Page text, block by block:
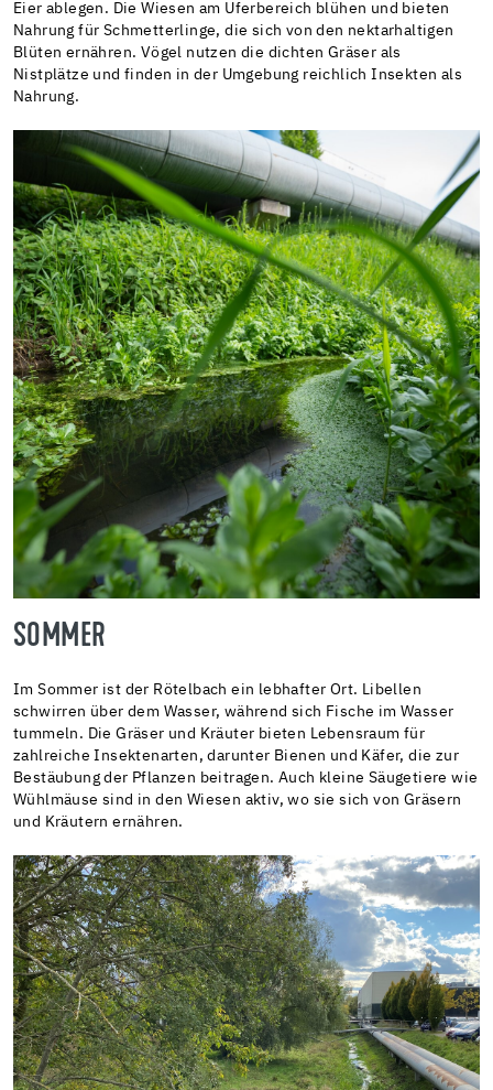
Eier ablegen. Die Wiesen am Uferbereich blühen und bieten
Nahrung für Schmetterlinge, die sich von den nektarhaltigen
Blüten ernähren. Vögel nutzen die dichten Gräser als
Nistplätze und finden in der Umgebung reichlich Insekten als
Nahrung.
SOMMER
Im Sommer ist der Rötelbach ein lebhafter Ort. Libellen
schwirren über dem Wasser, während sich Fische im Wasser
tummeln. Die Gräser und Kräuter bieten Lebensraum für
zahlreiche Insektenarten, darunter Bienen und Käfer, die zur
Bestäubung der Pflanzen beitragen. Auch kleine Säugetiere wie
Wühlmäuse sind in den Wiesen aktiv, wo sie sich von Gräsern
und Kräutern ernähren.